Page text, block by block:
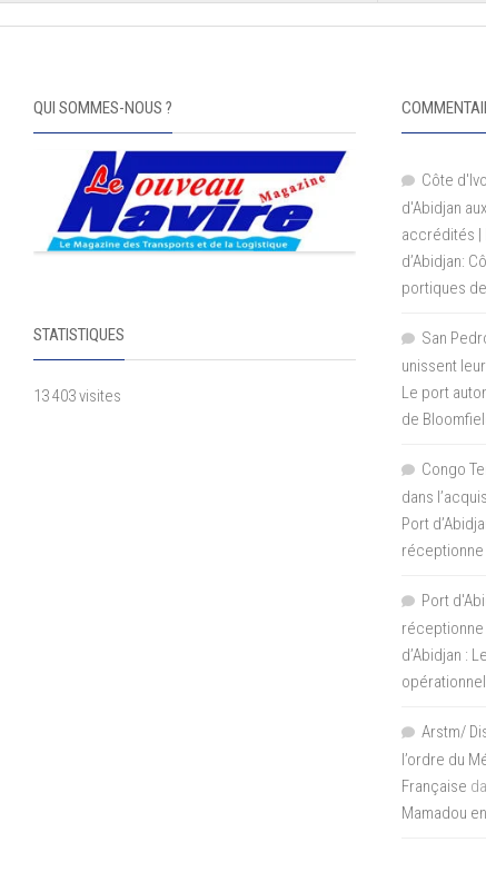
QUI SOMMES-NOUS ?
STATISTIQUES
13 403 visites
Côte
d'Abidjan
accrédités |
d’Abidjan:
portiques
San
unissent
Le port
de
Congo
dans
Port
Port
d’Abidjan :
Arstm/
l’ordre du
Française
Mamadou